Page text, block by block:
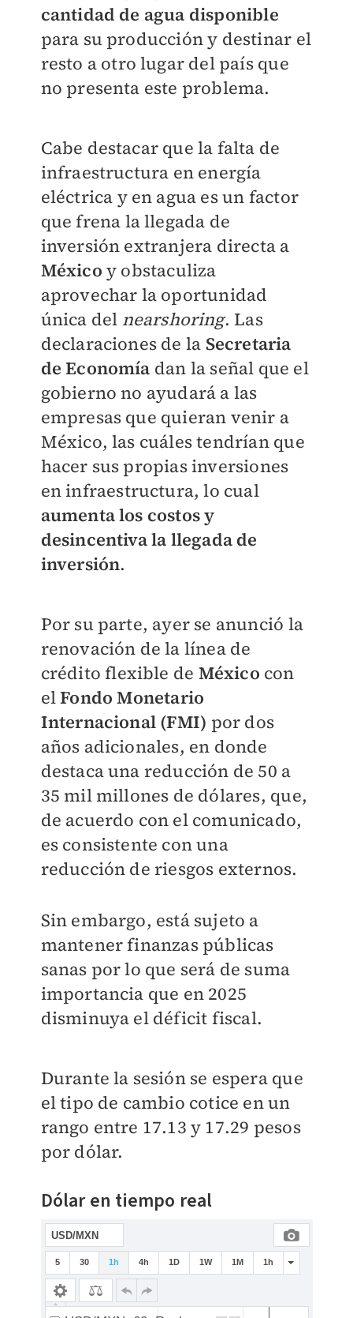
cantidad de agua disponible
para su producción y destinar el
resto a otro lugar del país que
no presenta este problema.
Cabe destacar que la falta de
infraestructura en energía
eléctrica y en agua es un factor
que frena la llegada de
inversión extranjera directa a
México y obstaculiza
aprovechar la oportunidad
única del nearshoring. Las
declaraciones de la Secretaria
de Economía dan la señal que el
gobierno no ayudará a las
empresas que quieran venir a
México, las cuáles tendrían que
hacer sus propias inversiones
en infraestructura, lo cual
aumenta los costos y
desincentiva la llegada de
inversión.
Por su parte, ayer se anunció la
renovación de la línea de
crédito flexible de México con
elFondo Monetario
Internacional (FMI) por dos
años adicionales, en donde
destaca una reducción de 50 a
35 mil millones de dólares, que,
de acuerdo con el comunicado,
es consistente con una
reducción de riesgos externos.
Sin embargo, está sujeto a
mantener finanzas públicas
sanas por lo que será de suma
importancia que en 2025
disminuya el déficit fiscal.
Durante la sesión se espera que
el tipo de cambio cotice en un
rango entre 17.13 y 17.29 pesos
por dólar.
Dólar en tiempo real